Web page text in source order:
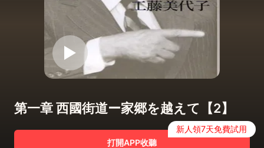
第一章 西國街道ー家郷を越えて【2】
打開APP收聽
新人領7天免費試用